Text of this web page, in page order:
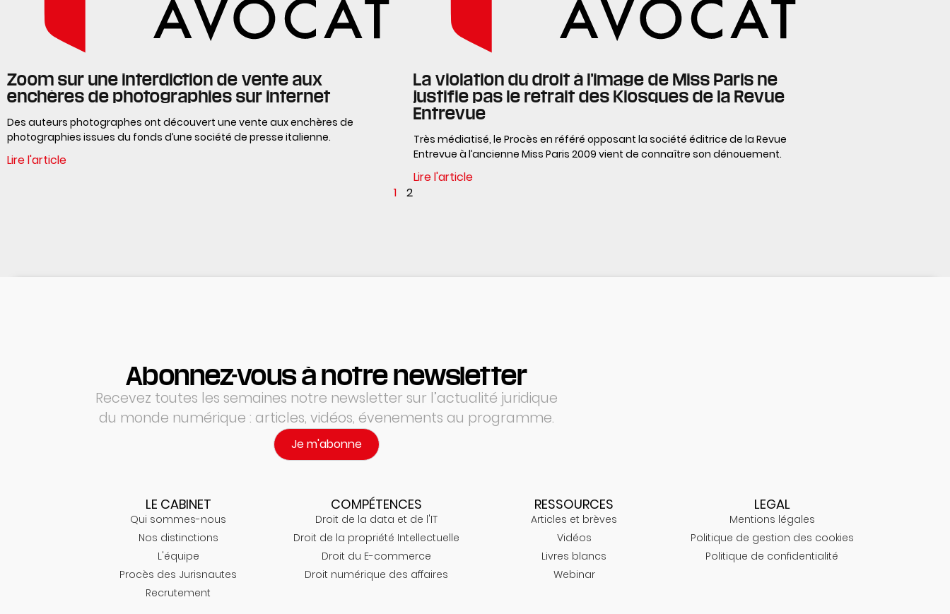
Zoom sur une interdiction de vente aux
enchères de photographies sur internet
Des auteurs photographes ont découvert une vente aux enchères de
photographies issues du fonds d’une société de presse italienne.
Lire l'article
La violation du droit à l’image de Miss Paris ne
justifie pas le retrait des Kiosques de la Revue
Entrevue
Très médiatisé, le Procès en référé opposant la société éditrice de la Revue
Entrevue à l’ancienne Miss Paris 2009 vient de connaître son dénouement.
Lire l'article
1
2
Abonnez-vous à notre newsletter
Recevez toutes les semaines notre newsletter sur l’actualité juridique
du monde numérique : articles, vidéos, évenements au programme.
Je m'abonne
LE CABINET
Qui sommes-nous
Nos distinctions
L'équipe
Procès des Jurisnautes
Recrutement
COMPÉTENCES
Droit de la data et de l'IT
Droit de la propriété Intellectuelle
Droit du E-commerce
Droit numérique des affaires
RESSOURCES
Articles et brèves
Vidéos
Livres blancs
Webinar
LEGAL
Mentions légales
Politique de gestion des cookies
Politique de confidentialité